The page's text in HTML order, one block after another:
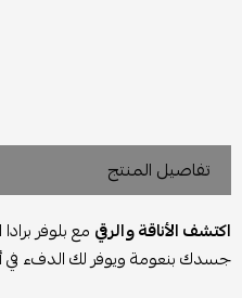
تفاصيل المنتج
اكتشف الأناقة والرقي مع بلوفر
جسدك بنعومة ويوفر لك الدفء في